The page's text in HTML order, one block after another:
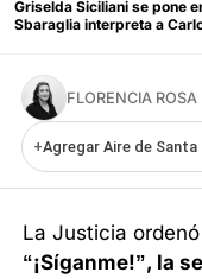
Griselda Siciliani se pone
Sbaraglia interpreta a
FLORENCIA ROSA
+Agregar Aire de Santa
La Justicia
“¡Síganme!”, la